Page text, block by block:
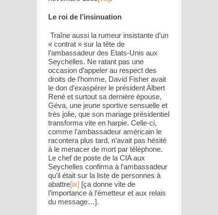
Le roi de l’insinuation
Traîne aussi la rumeur insistante d’un
« contrat » sur la tête de
l’ambassadeur des Etats-Unis aux
Seychelles. Ne ratant pas une
occasion d’appeler au respect des
droits de l’homme, David Fisher avait
le don d’exaspérer le président Albert
René et surtout sa dernière épouse,
Géva, une jeune sportive sensuelle et
très jolie, que son mariage présidentiel
transforma vite en harpie. Celle-ci,
comme l’ambassadeur américain le
racontera plus tard, n’avait pas hésité
à le menacer de mort par téléphone.
Le chef de poste de la CIA aux
Seychelles confirma à l’ambassadeur
qu’il était sur la liste de personnes à
abattre[ix] [ça donne vite de
l’importance à l’émetteur et aux relais
du message…].